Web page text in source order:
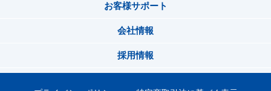
お客様サポート
会社情報
採用情報